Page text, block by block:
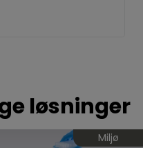
løsninger
Miljø